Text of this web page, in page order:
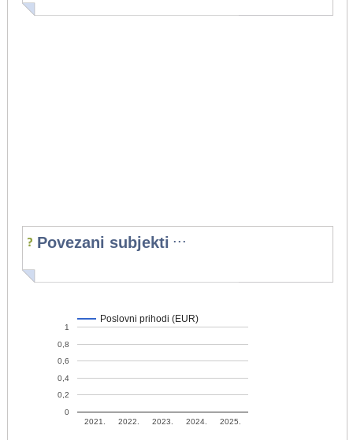
Povezani subjekti ...
Poslovni prihodi (EUR)
2021. 2022. 2023. 2024. 2025.
0
0,2
0,4
0,6
0,8
1